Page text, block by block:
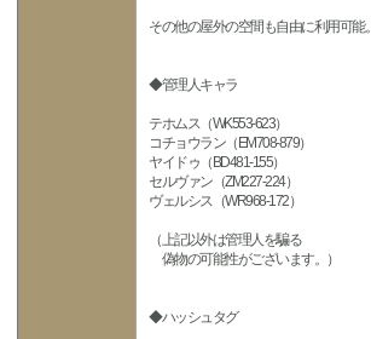
その他の屋外の空間も自由に利用可能。
◆管理人キャラ
テホムス（WK553-623）
コチョウラン（EM708-879）
ヤイドゥ（BD481-155）
セルヴァン（ZM227-224）
ヴェルシス（WR968-172）
（上記以外は管理人を騙る
偽物の可能性がございます。）
◆ハッシュタグ